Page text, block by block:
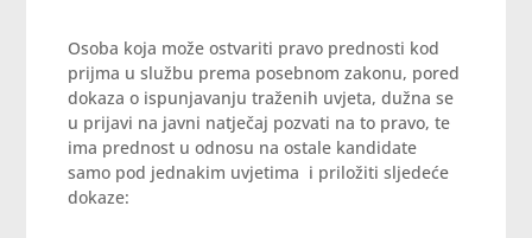
Osoba koja može ostvariti pravo prednosti kod
prijma u službu prema posebnom zakonu, pored
dokaza o ispunjavanju traženih uvjeta, dužna se
u prijavi na javni natječaj pozvati na to pravo, te
ima prednost u odnosu na ostale kandidate
samo pod jednakim uvjetima i priložiti sljedeće
dokaze: